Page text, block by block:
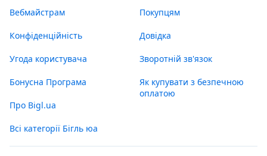
Вебмайстрам
Конфіденційність
Угода користувача
Бонусна Програма
Про Bigl.ua
Всі категорії Бігль юа
Покупцям
Довідка
Зворотній зв'язок
Як купувати з безпечною
оплатою